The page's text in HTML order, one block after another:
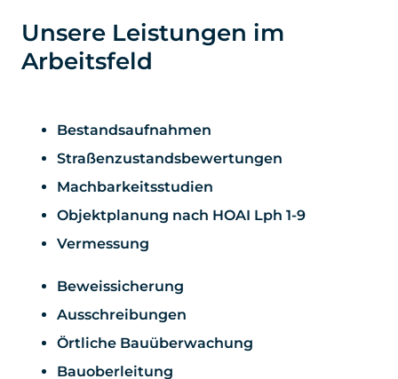
Unsere Leistungen im
Arbeitsfeld
Bestandsaufnahmen
Straßenzustandsbewertungen
Machbarkeitsstudien
Objektplanung nach HOAI Lph 1-9
Vermessung
Beweissicherung
Ausschreibungen
Örtliche Bauüberwachung
Bauoberleitung